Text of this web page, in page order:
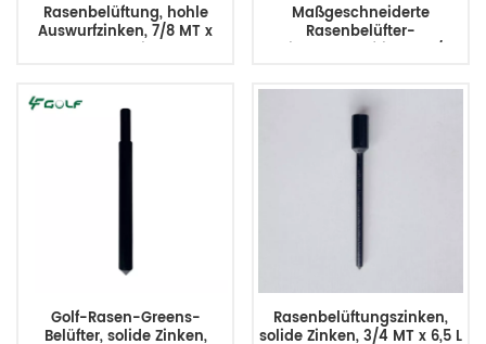
Rasenbelüftung, hohle
Auswurfzinken, 7/8 MT x
5,75 l, langlebig, ersetzt
Maßgeschneiderte
Rasenbelüfter-
Seitenauswurfzinken 3/8
Golf-Rasen-Greens-
Belüfter, solide Zinken,
Rasenbelüftungszinken,
solide Zinken, 3/4 MT x 6,5 L